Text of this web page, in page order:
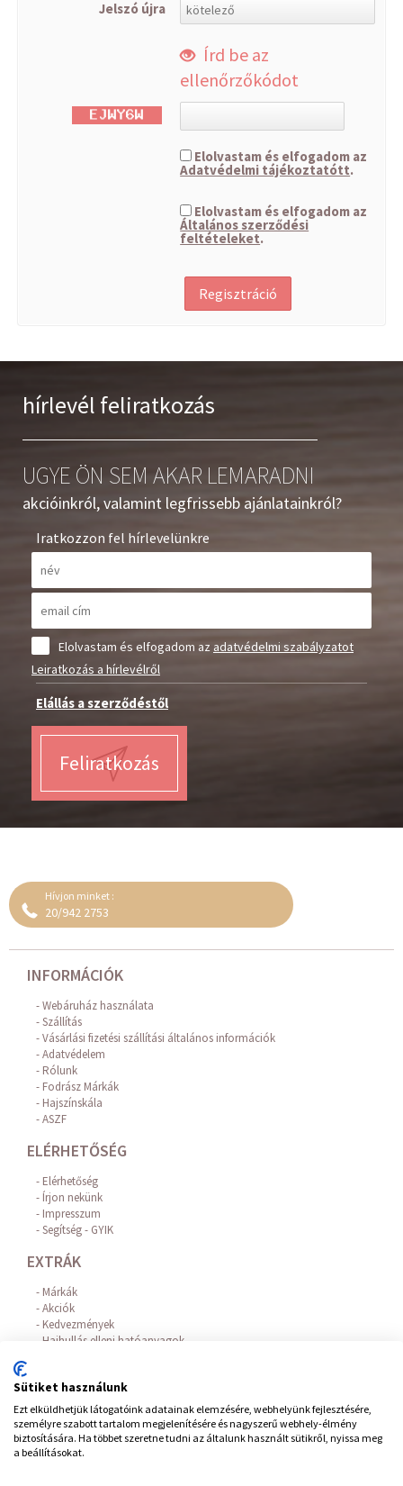
Jelszó újra
Írd be az
ellenőrzőkódot
Elolvastam és elfogadom az
Adatvédelmi tájékoztatótt.
Elolvastam és elfogadom az
Általános szerződési
feltételeket.
hírlevél feliratkozás
UGYE ÖN SEM AKAR LEMARADNI
akcióinkról, valamint legfrissebb ajánlatainkról?
Iratkozzon fel hírlevelünkre
Elolvastam és elfogadom azadatvédelmi szabályzatot
Leiratkozás a hírlevélről
Elállás a szerződéstől
Feliratkozás
Hívjon minket :
20/942 2753
INFORMÁCIÓK
Webáruház használata
Szállítás
Vásárlási fizetési szállítási általános információk
Adatvédelem
Rólunk
Fodrász Márkák
Hajszínskála
ASZF
ELÉRHETŐSÉG
Elérhetőség
Írjon nekünk
Impresszum
Segítség - GYIK
EXTRÁK
Márkák
Akciók
Kedvezmények
Hajhullás elleni hatóanyagok
FIÓKOM
Belépés / Regisztráció
Hírlevél feliratkozás
Elállás a szerződéstől
Sütiket használunk
Ezt elküldhetjük látogatóink adatainak elemzésére, webhelyünk fejlesztésére,
személyre szabott tartalom megjelenítésére és nagyszerű webhely-élmény
biztosítására. Ha többet szeretne tudni az általunk használt sütikről, nyissa meg
a beállításokat.